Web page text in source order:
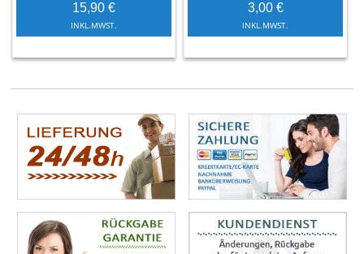
15,90 €
INKL.MWST.
3,00 €
INKL.MWST.